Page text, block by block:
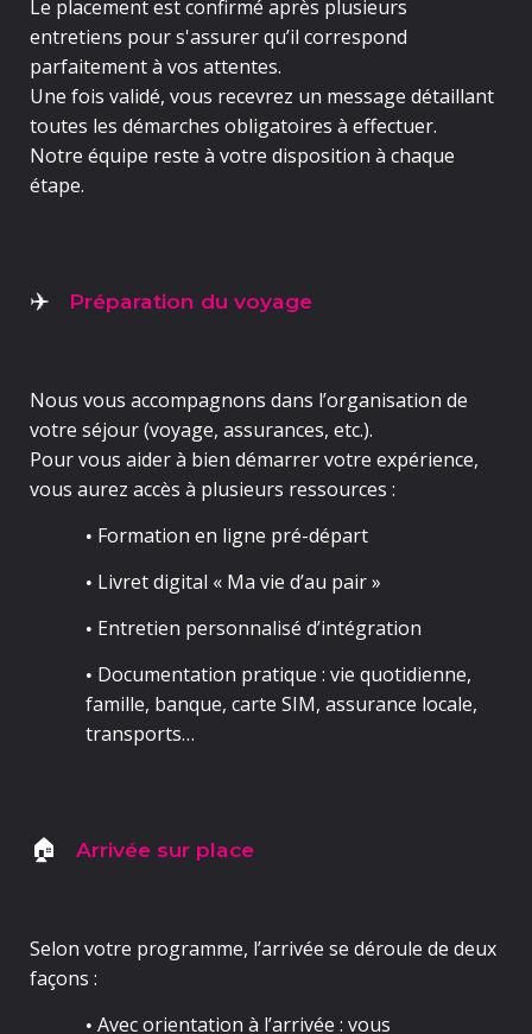
Le placement est confirmé après plusieurs
entretiens pour s'assurer qu’il correspond
parfaitement à vos attentes.
Une fois validé, vous recevrez un message détaillant
toutes les démarches obligatoires à effectuer.
Notre équipe reste à votre disposition à chaque
étape.
✈️ Préparation du voyage
Nous vous accompagnons dans l’organisation de
votre séjour(voyage, assurances, etc.).
Pour vous aider à bien démarrer votre expérience,
vous aurez accès à plusieurs ressources :
• Formation en ligne pré-départ
• Livret digital « Ma vie d’au pair»
• Entretien personnalisé d’intégration
• Documentation pratique : vie quotidienne,
famille, banque, carte SIM, assurance locale,
transports…
🏠 Arrivée sur place
Selon votre programme, l’arrivée se déroule de deux
façons :
•Avec orientation à l’arrivée : vous